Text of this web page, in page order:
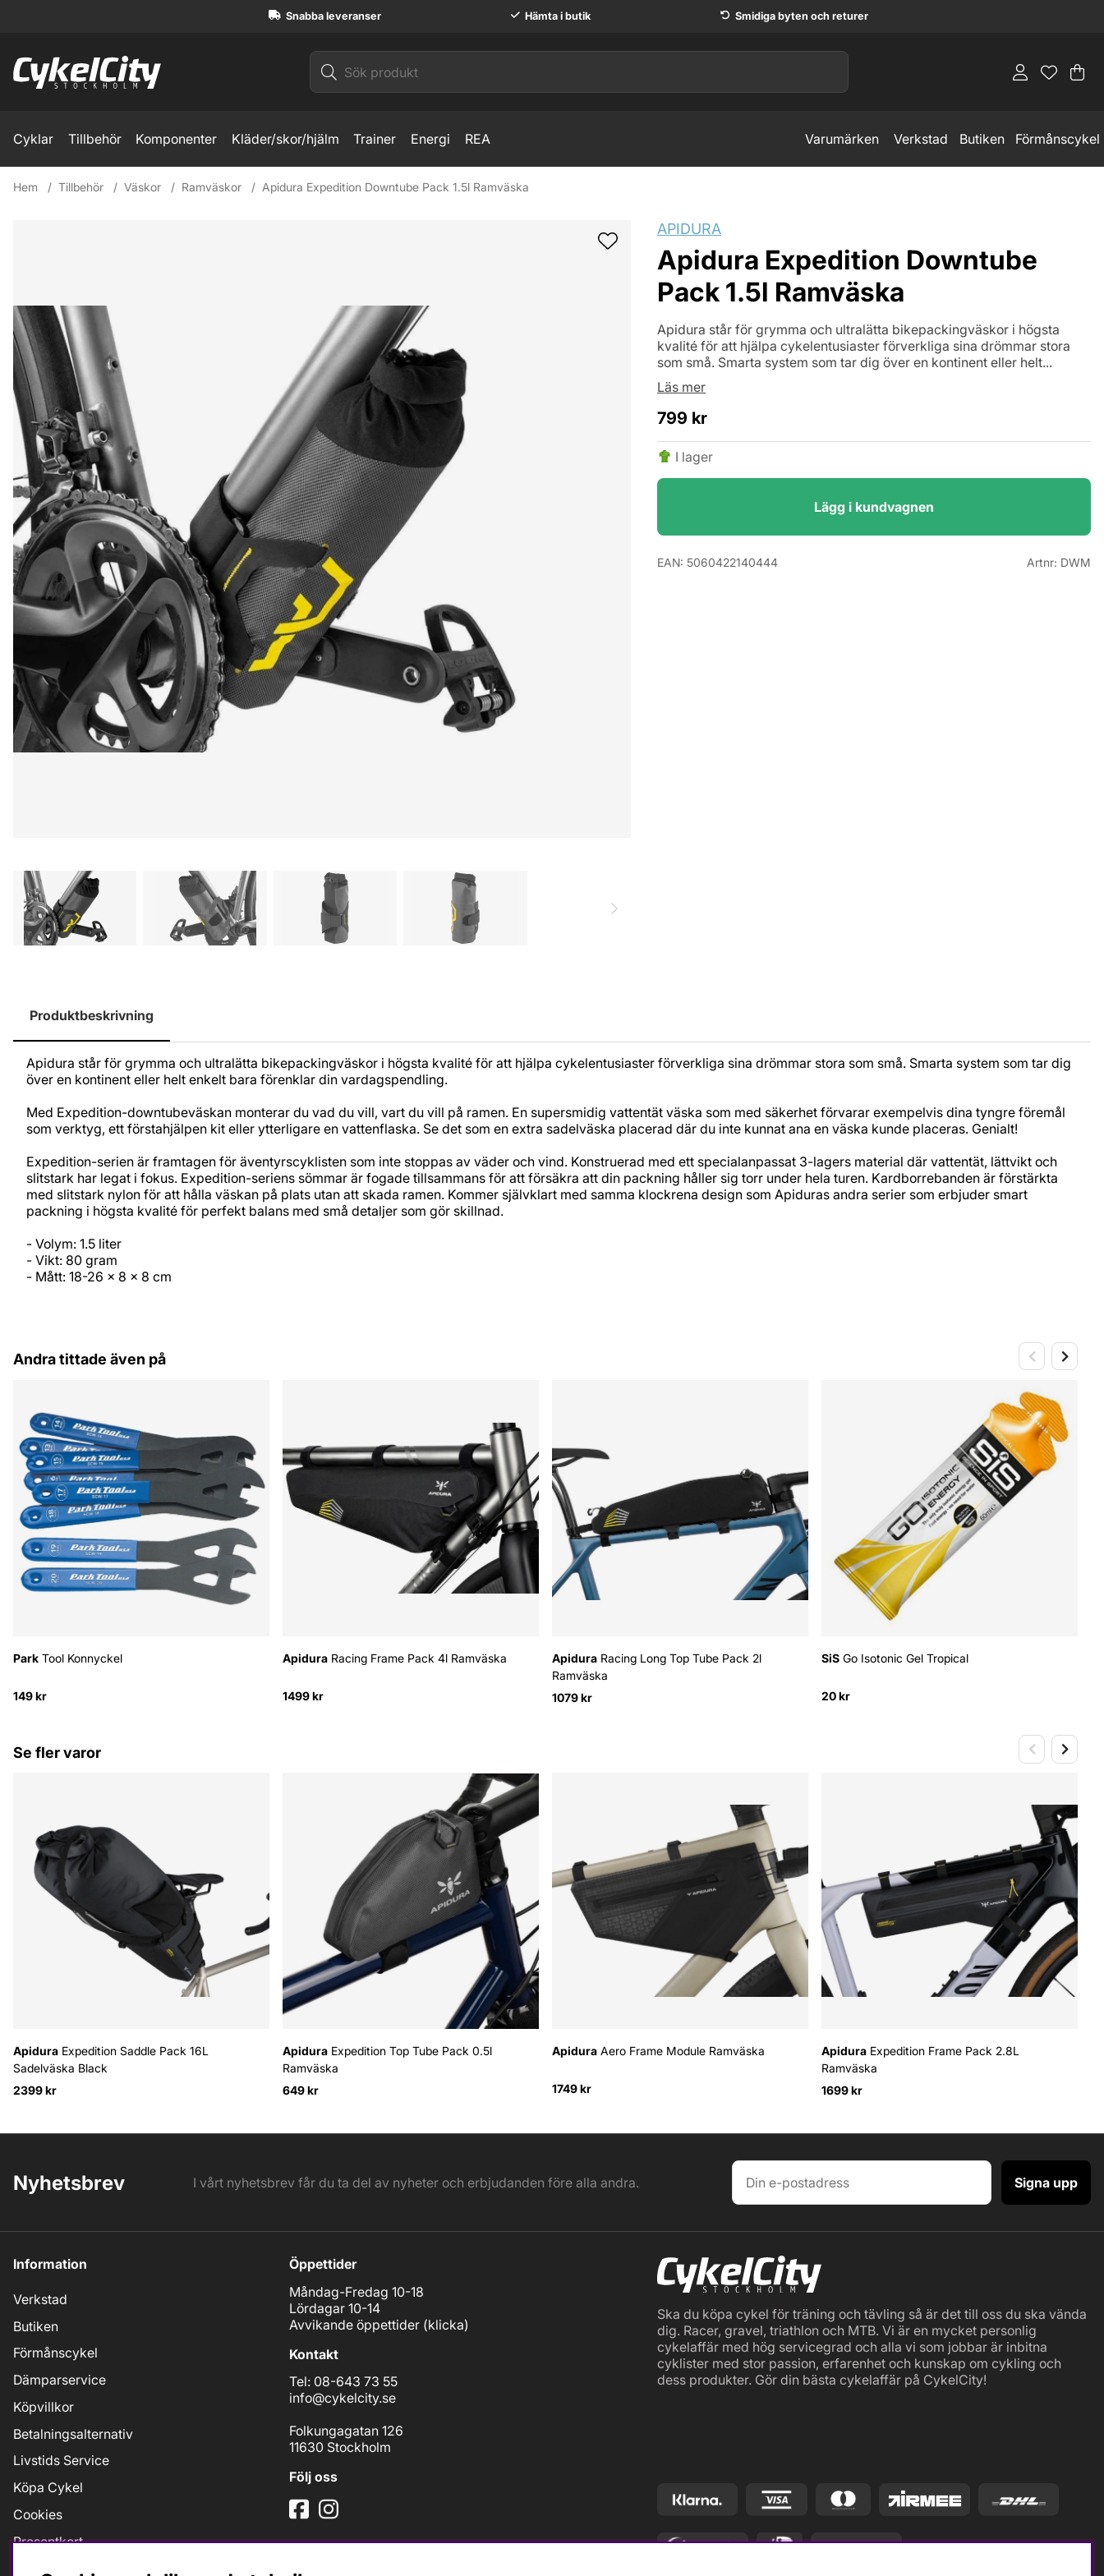
Snabba leveranser Hämta i butik Smidiga byten och returer
.
Cyklar Tillbehör Komponenter Kläder/skor/hjälm Trainer Energi REA Varumärken Verkstad Butiken Förmånscykel
Hem Tillbehör Väskor Ramväskor Apidura Expedition Downtube Pack 1.5l Ramväska
APIDURA
Apidura Expedition Downtube
Pack 1.5l Ramväska
Apidura står för grymma och ultralätta bikepackingväskor i högsta
kvalité för att hjälpa cykelentusiaster förverkliga sina drömmar stora
som små. Smarta system som tar dig över en kontinent eller helt...
Läs mer
799 kr
I lager
Lägg i kundvagnen
EAN: 5060422140444 Artnr: DWM
Produktbeskrivning
Apidura står för grymma och ultralätta bikepackingväskor i högsta kvalité för att hjälpa cykelentusiaster förverkliga sina drömmar stora som små. Smarta system som tar dig
över en kontinent eller helt enkelt bara förenklar din vardagspendling.
Med Expedition-downtubeväskan monterar du vad du vill, vart du vill på ramen. En supersmidig vattentät väska som med säkerhet förvarar exempelvis dina tyngre föremål
som verktyg, ett förstahjälpen kit eller ytterligare en vattenflaska. Se det som en extra sadelväska placerad där du inte kunnat ana en väska kunde placeras. Genialt!
Expedition-serien är framtagen för äventyrscyklisten som inte stoppas av väder och vind. Konstruerad med ett specialanpassat 3-lagers material där vattentät, lättvikt och
slitstark har legat i fokus. Expedition-seriens sömmar är fogade tillsammans för att försäkra att din packning håller sig torr under hela turen. Kardborrebanden är förstärkta
med slitstark nylon för att hålla väskan på plats utan att skada ramen. Kommer självklart med samma klockrena design som Apiduras andra serier som erbjuder smart
packning i högsta kvalité för perfekt balans med små detaljer som gör skillnad.
- Volym: 1.5 liter
- Vikt: 80 gram
- Mått: 18-26 x 8 x 8 cm
Andra tittade även på
Park Tool Konnyckel
149 kr
Apidura Racing Frame Pack 4l Ramväska
1499 kr
Apidura Racing Long Top Tube Pack 2l
Ramväska
1079 kr
SiS Go Isotonic Gel Tropical
20 kr
Se fler varor
Apidura Expedition Saddle Pack 16L
Sadelväska Black
2399 kr
Apidura Expedition Top Tube Pack 0.5l
Ramväska
649 kr
Apidura Aero Frame Module Ramväska
1749 kr
Apidura Expedition Frame Pack 2.8L
Ramväska
1699 kr
Nyhetsbrev I vårt nyhetsbrev får du ta del av nyheter och erbjudanden före alla andra. Signa upp
Information
Verkstad
Butiken
Förmånscykel
Dämparservice
Köpvillkor
Betalningsalternativ
Livstids Service
Köpa Cykel
Cookies
Presentkort
Öppettider
Måndag-Fredag 10-18
Lördagar 10-14
Avvikande öppettider (klicka)
Kontakt
Tel: 08-643 73 55
info@cykelcity.se
Folkungagatan 126
11630 Stockholm
Följ oss
Ska du köpa cykel för träning och tävling så är det till oss du ska vända
dig. Racer, gravel, triathlon och MTB. Vi är en mycket personlig
cykelaffär med hög servicegrad och alla vi som jobbar är inbitna
cyklister med stor passion, erfarenhet och kunskap om cykling och
dess produkter. Gör din bästa cykelaffär på CykelCity!